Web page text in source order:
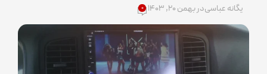
یگانه عباسیدر بهمن ۲۰, ۱۴۰۳ ۰